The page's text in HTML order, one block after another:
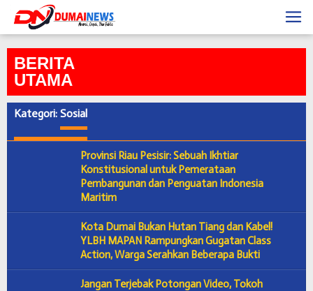
content
BERITA
UTAMA
Kategori: Sosial
Provinsi Riau Pesisir: Sebuah Ikhtiar
Konstitusional untuk Pemerataan
Pembangunan dan Penguatan Indonesia
Maritim
Kota Dumai Bukan Hutan Tiang dan Kabel!
YLBH MAPAN Rampungkan Gugatan Class
Action, Warga Serahkan Beberapa Bukti
Jangan Terjebak Potongan Video, Tokoh